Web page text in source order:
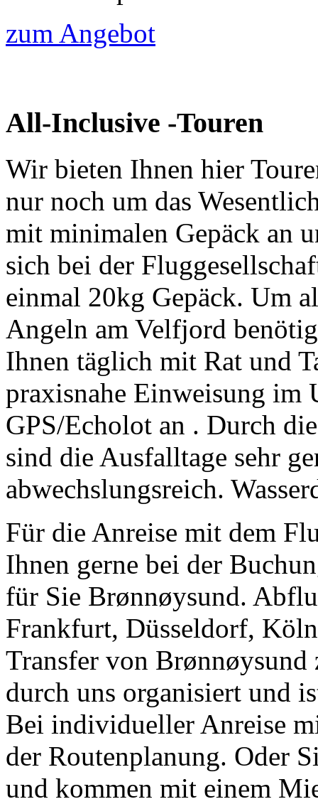
zum Angebot
All-Inclusive -Touren
Wir bieten Ihnen hier
nur noch um das
mit minimalen Gepäck an
sich bei der
einmal 20kg Gepäck. Um
Angeln am Velfjord
Ihnen täglich mit Rat und
praxisnahe Einweisung im
GPS/Echolot an . Durch
sind die Ausfalltage sehr
abwechslungsreich.
Für die Anreise mit dem
Ihnen gerne bei der
für Sie Brønnøysund.
Frankfurt, Düsseldorf,
Transfer von
durch uns organisiert und
Bei individueller Anreise
der Routenplanung. Oder
und kommen mit